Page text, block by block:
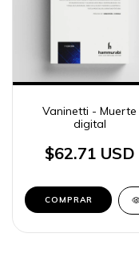
Vaninetti - Muerte
digital
$62.71 USD
COMPRAR